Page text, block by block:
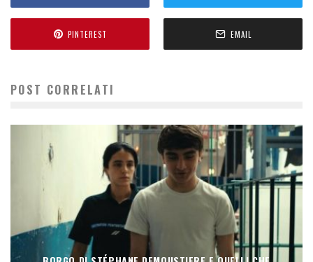
PINTEREST EMAIL
POST CORRELATI